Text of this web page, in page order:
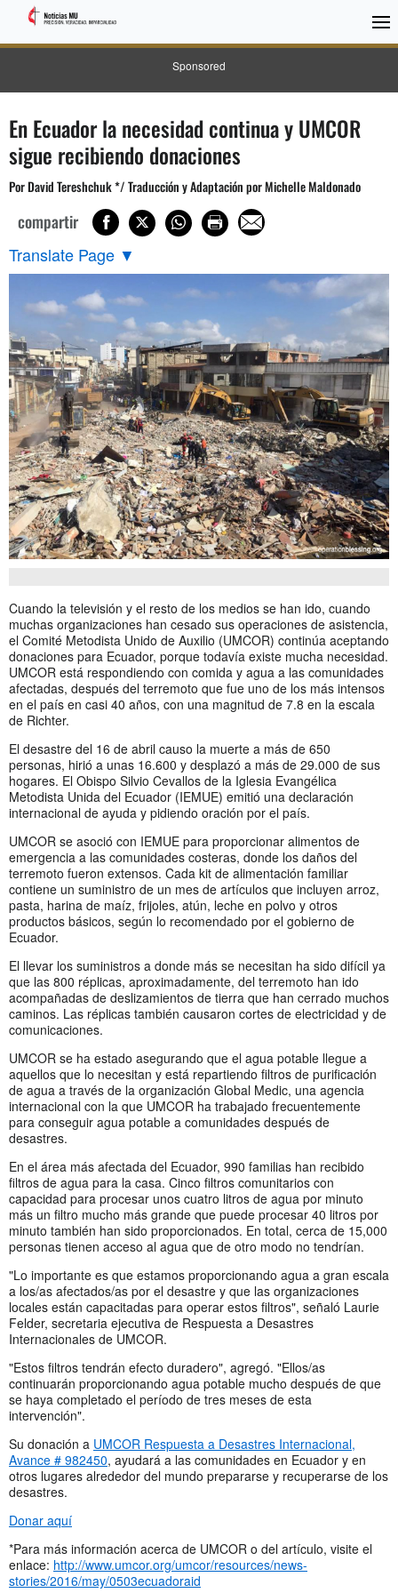
Sponsored
En Ecuador la necesidad continua y UMCOR
sigue recibiendo donaciones
Por David Tereshchuk */ Traducción y Adaptación por Michelle Maldonado
compartir
Translate Page ▼
Cuando la televisión y el resto de los medios se han ido, cuando
muchas organizaciones han cesado sus operaciones de asistencia,
el Comité Metodista Unido de Auxilio (UMCOR) continúa aceptando
donaciones para Ecuador, porque todavía existe mucha necesidad.
UMCOR está respondiendo con comida y agua a las comunidades
afectadas, después del terremoto que fue uno de los más intensos
en el país en casi 40 años, con una magnitud de 7.8 en la escala
de Richter.
El desastre del 16 de abril causo la muerte a más de 650
personas, hirió a unas 16.600 y desplazó a más de 29.000 de sus
hogares. El Obispo Silvio Cevallos de la Iglesia Evangélica
Metodista Unida del Ecuador (IEMUE) emitió una declaración
internacional de ayuda y pidiendo oración por el país.
UMCOR se asoció con IEMUE para proporcionar alimentos de
emergencia a las comunidades costeras, donde los daños del
terremoto fueron extensos. Cada kit de alimentación familiar
contiene un suministro de un mes de artículos que incluyen arroz,
pasta, harina de maíz, frijoles, atún, leche en polvo y otros
productos básicos, según lo recomendado por el gobierno de
Ecuador.
El llevar los suministros a donde más se necesitan ha sido difícil ya
que las 800 réplicas, aproximadamente, del terremoto han ido
acompañadas de deslizamientos de tierra que han cerrado muchos
caminos. Las réplicas también causaron cortes de electricidad y de
comunicaciones.
UMCOR se ha estado asegurando que el agua potable llegue a
aquellos que lo necesitan y está repartiendo filtros de purificación
de agua a través de la organización Global Medic, una agencia
internacional con la que UMCOR ha trabajado frecuentemente
para conseguir agua potable a comunidades después de
desastres.
En el área más afectada del Ecuador, 990 familias han recibido
filtros de agua para la casa. Cinco filtros comunitarios con
capacidad para procesar unos cuatro litros de agua por minuto
más un filtro mucho más grande que puede procesar 40 litros por
minuto también han sido proporcionados. En total, cerca de 15,000
personas tienen acceso al agua que de otro modo no tendrían.
"Lo importante es que estamos proporcionando agua a gran escala
a los/as afectados/as por el desastre y que las organizaciones
locales están capacitadas para operar estos filtros", señaló Laurie
Felder, secretaria ejecutiva de Respuesta a Desastres
Internacionales de UMCOR.
"Estos filtros tendrán efecto duradero", agregó. "Ellos/as
continuarán proporcionando agua potable mucho después de que
se haya completado el período de tres meses de esta
intervención".
Su donación a UMCOR Respuesta a Desastres Internacional,
Avance # 982450, ayudará a las comunidades en Ecuador y en
otros lugares alrededor del mundo prepararse y recuperarse de los
desastres.
Donar aquí
*Para más información acerca de UMCOR o del artículo, visite el
enlace: http://www.umcor.org/umcor/resources/news-
stories/2016/may/0503ecuadoraid